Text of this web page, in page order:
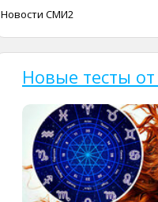
Новости СМИ2
Новые тесты